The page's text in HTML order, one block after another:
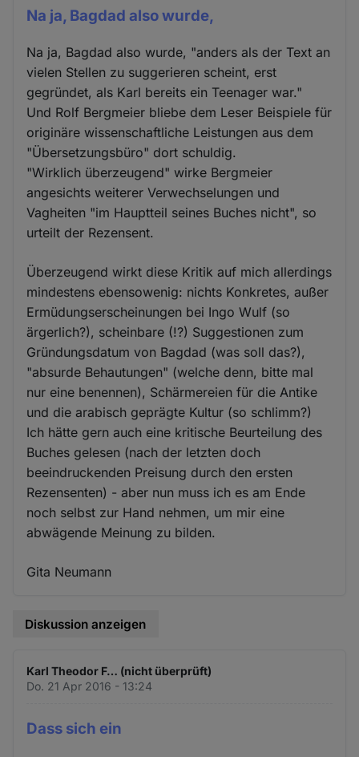
Na ja, Bagdad also wurde,
Na ja, Bagdad also wurde, "anders als der Text an
vielen Stellen zu suggerieren scheint, erst
gegründet, als Karl bereits ein Teenager war."
Und Rolf Bergmeier bliebe dem Leser Beispiele für
originäre wissenschaftliche Leistungen aus dem
"Übersetzungsbüro" dort schuldig.
"Wirklich überzeugend" wirke Bergmeier
angesichts weiterer Verwechselungen und
Vagheiten "im Hauptteil seines Buches nicht", so
urteilt der Rezensent.
Überzeugend wirkt diese Kritik auf mich allerdings
mindestens ebensowenig: nichts Konkretes, außer
Ermüdungserscheinungen bei Ingo Wulf (so
ärgerlich?), scheinbare (!?) Suggestionen zum
Gründungsdatum von Bagdad (was soll das?),
"absurde Behautungen" (welche denn, bitte mal
nur eine benennen), Schärmereien für die Antike
und die arabisch geprägte Kultur (so schlimm?)
Ich hätte gern auch eine kritische Beurteilung des
Buches gelesen (nach der letzten doch
beeindruckenden Preisung durch den ersten
Rezensenten) - aber nun muss ich es am Ende
noch selbst zur Hand nehmen, um mir eine
abwägende Meinung zu bilden.
Gita Neumann
Diskussion anzeigen
Karl Theodor F… (nicht überprüft)
Do. 21 Apr 2016 - 13:24
Dass sich ein